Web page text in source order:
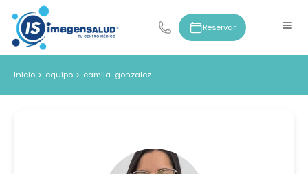
Reservar
Inicio > equipo > camila-gonzalez